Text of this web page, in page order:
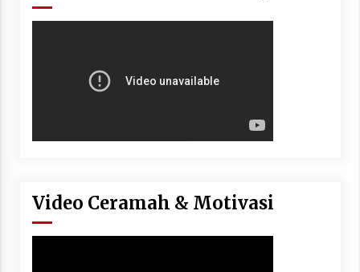
Video Ceramah & Motivasi